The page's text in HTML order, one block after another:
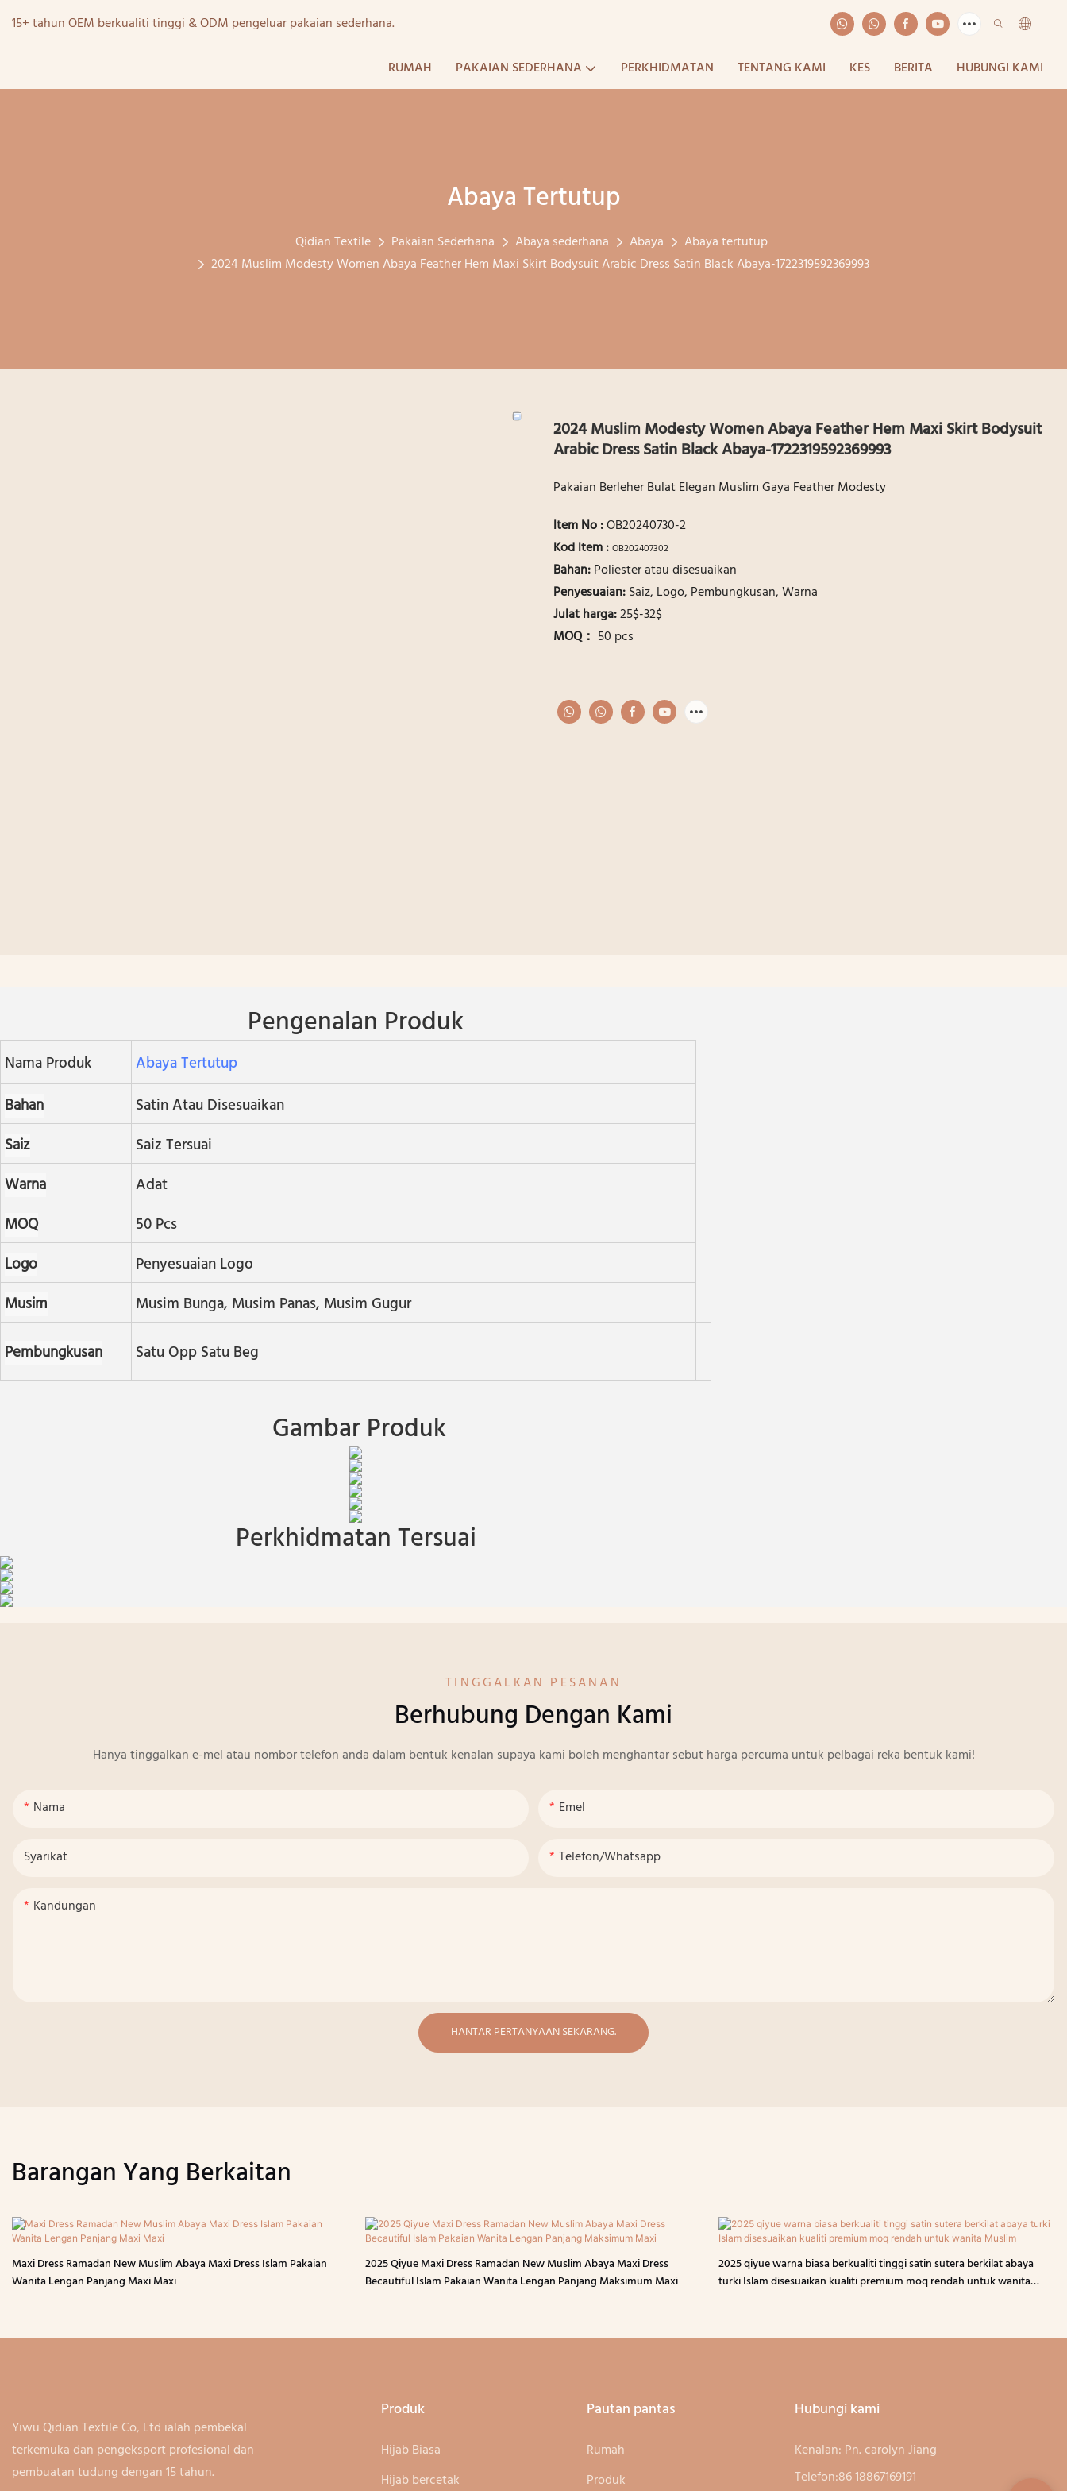
15+ tahun OEM berkualiti tinggi & ODM pengeluar pakaian sederhana.
RUMAH PAKAIAN SEDERHANA PERKHIDMATAN TENTANG KAMI KES BERITA HUBUNGI KAMI
Abaya Tertutup
Qidian Textile Pakaian Sederhana Abaya sederhana Abaya
Abaya tertutup
2024 Muslim Modesty Women Abaya Feather Hem Maxi Skirt Bodysuit Arabic Dress Satin Black Abaya-1722319592369993
2024 Muslim Modesty Women Abaya Feather Hem Maxi Skirt Bodysuit
Arabic Dress Satin Black Abaya-1722319592369993
Pakaian Berleher Bulat Elegan Muslim Gaya Feather Modesty
ltem No:OB20240730-2
Kod ltem : OB202407302
Bahan:Poliester atau disesuaikan
Penyesuaian:Saiz, Logo, Pembungkusan, Warna
Julat harga:25$-32$
MOQ： 50 pcs
Pengenalan Produk
Nama Produk
Abaya Tertutup
Bahan
Satin Atau Disesuaikan
Saiz
Saiz Tersuai
Warna
Adat
MOQ
50 Pcs
Logo
Penyesuaian Logo
Musim
Musim Bunga, Musim Panas, Musim Gugur
Pembungkusan Satu Opp Satu Beg
Gambar Produk
Perkhidmatan Tersuai
TINGGALKAN PESANAN
Berhubung Dengan Kami
Hanya tinggalkan e-mel atau nombor telefon anda dalam bentuk kenalan supaya kami boleh menghantar sebut harga percuma untuk pelbagai reka bentuk kami!
Nama Emel
Syarikat Telefon/whatsapp
Kandungan
HANTAR PERTANYAAN SEKARANG.
Barangan Yang Berkaitan
Maxi Dress Ramadan New Muslim Abaya Maxi Dress Islam Pakaian
Wanita Lengan Panjang Maxi Maxi
2025 Qiyue Maxi Dress Ramadan New Muslim Abaya Maxi Dress
Becautiful Islam Pakaian Wanita Lengan Panjang Maksimum Maxi
2025 qiyue warna biasa berkualiti tinggi satin sutera berkilat abaya
turki Islam disesuaikan kualiti premium moq rendah untuk wanita
Yiwu Qidian Textile Co, Ltd ialah pembekal
terkemuka dan pengeksport profesional dan
pembuatan tudung dengan 15 tahun.
Produk
Hijab Biasa
Hijab bercetak
Pautan pantas
Rumah
Produk
Hubungi kami
Kenalan: Pn. carolyn Jiang
Telefon:86 18867169191